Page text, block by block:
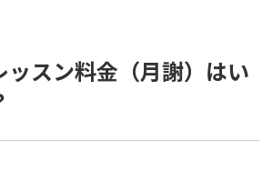
ッスン料金（月謝）はい